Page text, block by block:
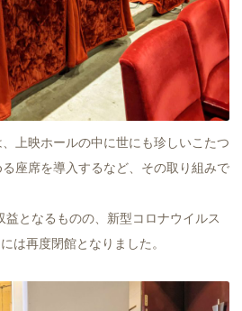
上映ホールの中に世にも珍しいこたつ
座席を導入するなど、その取り組みで
となるものの、新型コロナウイルス
は再度閉館となりました。